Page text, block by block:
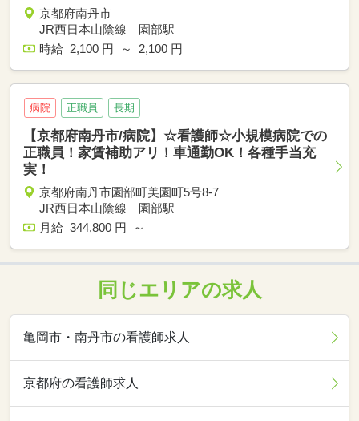
京都府南丹市
JR西日本山陰線 園部駅
時給 2,100 円 ～ 2,100 円
病院 正職員 長期
【京都府南丹市/病院】☆看護師☆小規模病院での
正職員！家賃補助アリ！車通勤OK！各種手当充
実！
京都府南丹市園部町美園町5号8-7
JR西日本山陰線 園部駅
月給 344,800 円 ～
同じエリアの求人
亀岡市・南丹市の看護師求人
京都府の看護師求人